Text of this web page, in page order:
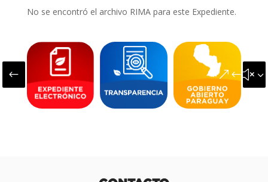
No se encontró el archivo RIMA para este Expediente.
#